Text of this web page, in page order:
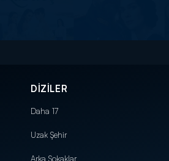
DİZİLER
Daha 17
Uzak Şehir
Arka Sokaklar